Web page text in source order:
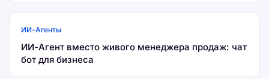
ИИ-Агенты
ИИ-Агент вместо живого менеджера продаж: чат
бот для бизнеса